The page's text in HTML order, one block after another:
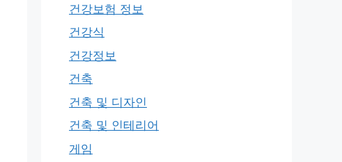
건강보험 정보
건강식
건강정보
건축
건축 및 디자인
건축 및 인테리어
게임